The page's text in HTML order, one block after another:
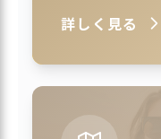
詳しく見る